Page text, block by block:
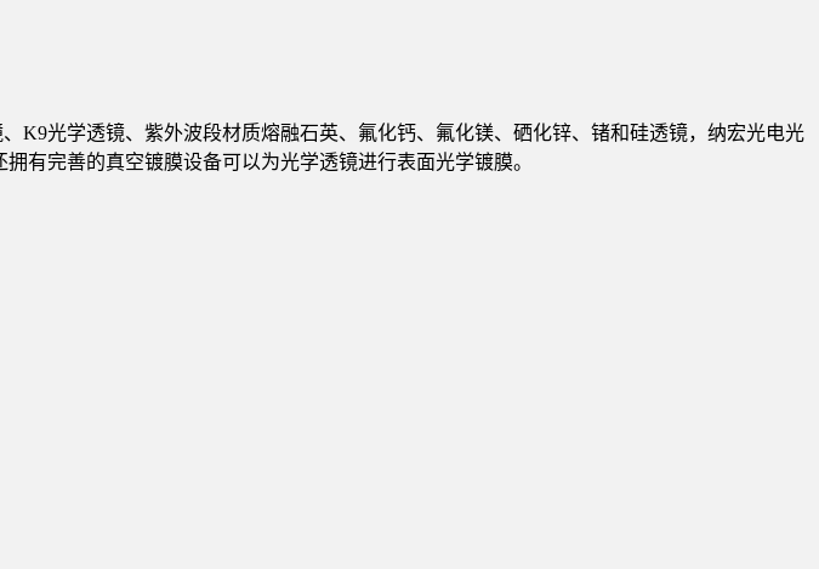
K9光学透镜、紫外波段材质熔融石英、氟化钙、氟化镁、硒化锌、锗和硅透镜，纳宏光电光
有完善的真空镀膜设备可以为光学透镜进行表面光学镀膜。